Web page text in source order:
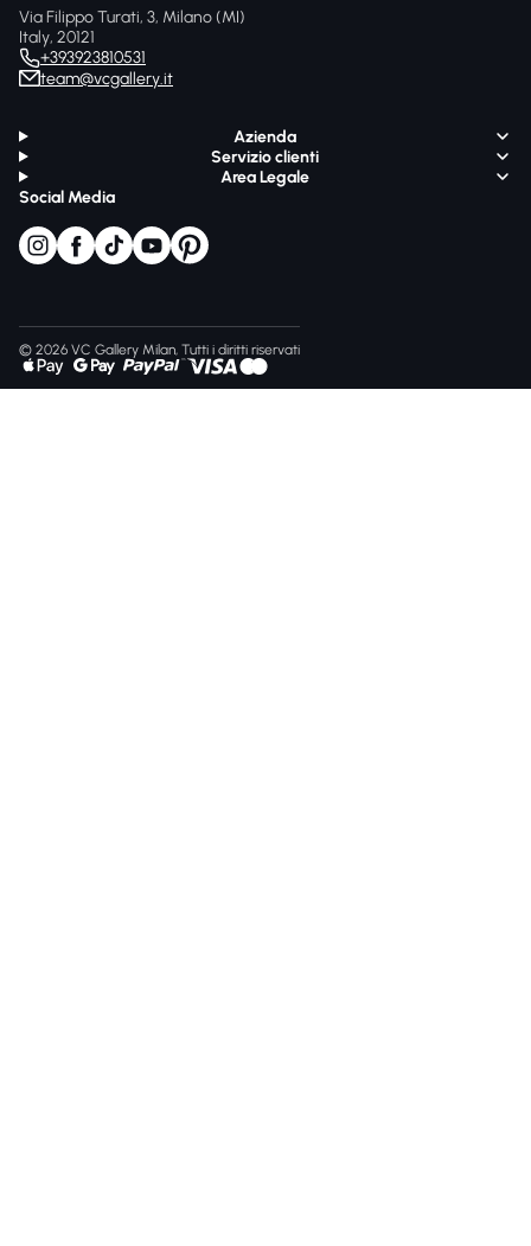
Via Filippo Turati, 3, Milano (MI)
Italy, 20121
+393923810531
team@vcgallery.it
Azienda
Servizio clienti
Area Legale
Social Media
© 2026 VC Gallery Milan, Tutti i diritti riservati